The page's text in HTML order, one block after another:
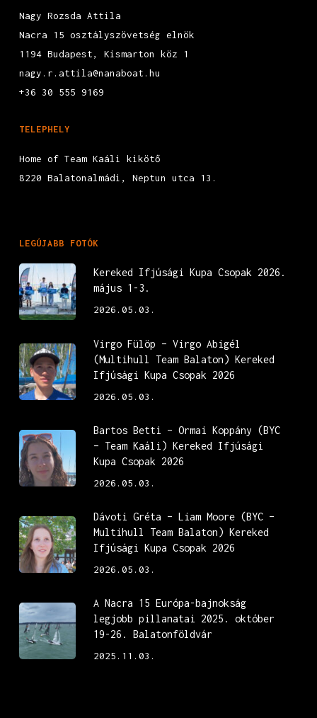
Nagy Rozsda Attila
Nacra 15 osztályszövetség elnök
1194 Budapest, Kismarton köz 1
nagy.r.attila@nanaboat.hu
+36 30 555 9169
TELEPHELY
Home of Team Kaáli kikötő
8220 Balatonalmádi, Neptun utca 13.
LEGÚJABB FOTÓK
Kereked Ifjúsági Kupa Csopak 2026.
május 1-3.
2026.05.03.
Virgo Fülöp – Virgo Abigél
(Multihull Team Balaton) Kereked
Ifjúsági Kupa Csopak 2026
2026.05.03.
Bartos Betti – Ormai Koppány (BYC
– Team Kaáli) Kereked Ifjúsági
Kupa Csopak 2026
2026.05.03.
Dávoti Gréta – Liam Moore (BYC –
Multihull Team Balaton) Kereked
Ifjúsági Kupa Csopak 2026
2026.05.03.
A Nacra 15 Európa-bajnokság
legjobb pillanatai 2025. október
19-26. Balatonföldvár
2025.11.03.